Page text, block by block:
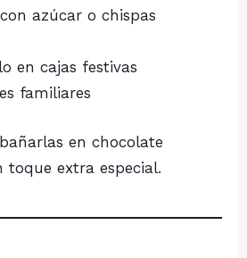
azúcar o chispas
en cajas festivas
familiares
en chocolate
extra especial.